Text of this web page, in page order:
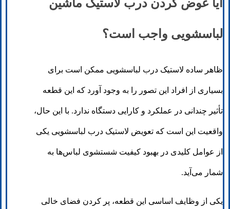
آیا عوض کردن درب لاستیک ماشین
لباسشویی واجب است؟
ظاهر ساده لاستیک درب لباسشویی ممکن است برای
بسیاری از افراد این تصور را به وجود آورد که این قطعه
تأثیر چندانی در عملکرد و کارایی دستگاه ندارد. با این حال،
واقعیت این است که تعویض لاستیک درب لباسشویی یکی
از عوامل کلیدی در بهبود کیفیت شستشوی لباس‌ها به
شمار می‌آید.
یکی از وظایف اساسی این قطعه، پر کردن فضای خالی